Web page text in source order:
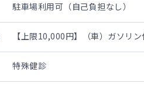
駐車場利用可（自己負担なし）
【上限10,000円】（車）ガソリ
特殊健診